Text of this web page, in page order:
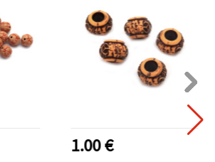
1.00 €